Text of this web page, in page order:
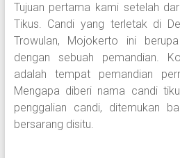
Tujuan pertama kami setelah
Tikus. Candi yang terletak di
Trowulan, Mojokerto ini
dengan sebuah pemandian.
adalah tempat pemandian
Mengapa diberi nama candi
penggalian candi, ditemukan
bersarang disitu.